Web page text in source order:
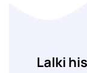
Lalki